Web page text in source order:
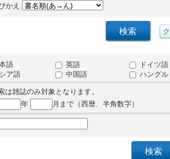
かえ
語 英語 ドイツ語
ア語 中国語 ハングル
雑誌のみ対象となります。
年 月まで（西暦、半角数字）